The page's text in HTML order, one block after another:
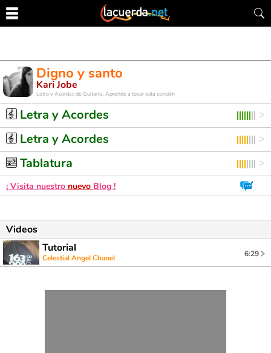
Digno y santo
Kari Jobe
Letra y Acordes de Guitarra. Aprende a tocar esta canción
Letra y Acordes
Letra y Acordes
Tablatura
¡ Visita nuestro nuevo Blog !
Videos
Tutorial
Celestial Angel Chanel 6:29